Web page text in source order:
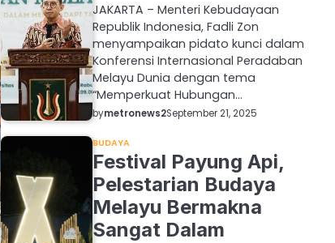
JAKARTA – Menteri Kebudayaan
Republik Indonesia, Fadli Zon
menyampaikan pidato kunci dalam
Konferensi Internasional Peradaban
Melayu Dunia dengan tema
“Memperkuat Hubungan…
bymetronews2September 21, 2025
BUDAYA
Festival Payung Api,
Pelestarian Budaya
Melayu Bermakna
Sangat Dalam